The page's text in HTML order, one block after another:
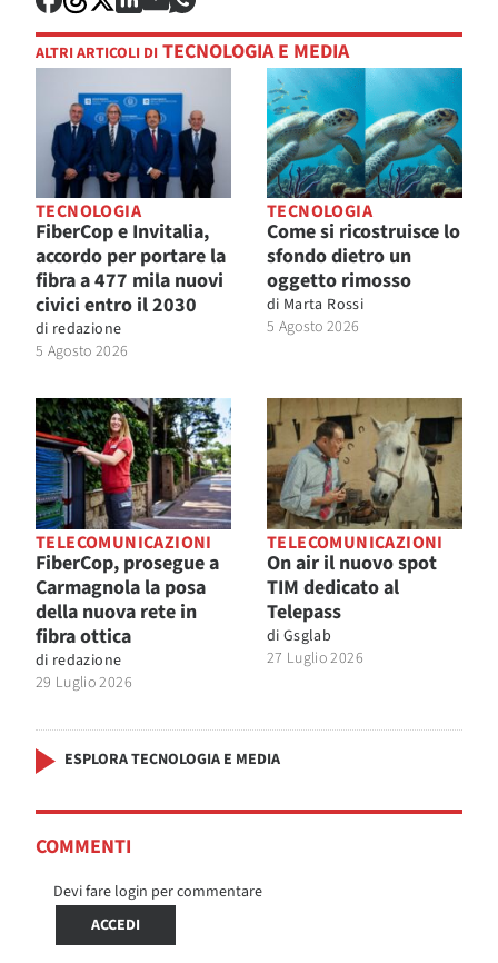
ALTRI ARTICOLI DI TECNOLOGIA E MEDIA
TECNOLOGIA
FiberCop e Invitalia,
accordo per portare la
fibra a 477 mila nuovi
civici entro il 2030
di redazione
5 Agosto 2026
TECNOLOGIA
Come si ricostruisce lo
sfondo dietro un
oggetto rimosso
di Marta Rossi
5 Agosto 2026
TELECOMUNICAZIONI
FiberCop, prosegue a
Carmagnola la posa
della nuova rete in
fibra ottica
di redazione
29 Luglio 2026
TELECOMUNICAZIONI
On air il nuovo spot
TIM dedicato al
Telepass
di Gsglab
27 Luglio 2026
ESPLORA TECNOLOGIA E MEDIA
COMMENTI
Devi fare login per commentare
ACCEDI